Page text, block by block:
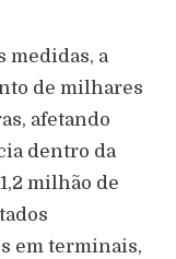
medidas, a
de milhares
afetando
dentro da
milhão de
em terminais,